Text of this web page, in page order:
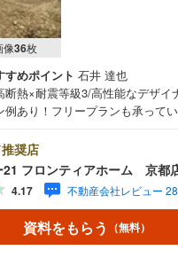
像36枚
すめポイント 石井 達也
断熱×耐震等級3/高性能なデザイ
例あり！フリープランも承って
購入＜特徴＞・全2区画好評分譲
家！朝には東から太陽の光が差し
6m！開放的で駐車も楽々です＜
歩約15分・藤森中学校まで徒歩
ドマートMOMOテラス」まで徒
ブンイレブン深草大亀谷店」ま
奨店
21 フロンティアホーム 京都
4.17 不動産会社レビュー
資料をもらう （無料）